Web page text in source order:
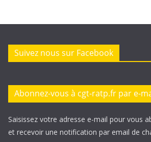
Suivez nous sur Facebook
Abonnez-vous à cgt-ratp.fr par e-
Saisissez votre adresse e-mail pour vous
et recevoir une notification par email de